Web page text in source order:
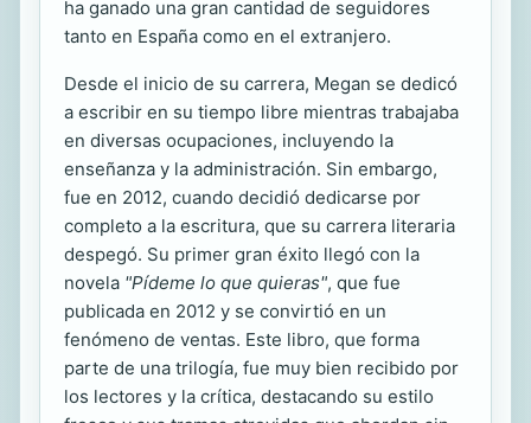
ha ganado una gran cantidad de seguidores
tanto en España como en el extranjero.
Desde el inicio de su carrera, Megan se dedicó
a escribir en su tiempo libre mientras trabajaba
en diversas ocupaciones, incluyendo la
enseñanza y la administración. Sin embargo,
fue en 2012, cuando decidió dedicarse por
completo a la escritura, que su carrera literaria
despegó. Su primer gran éxito llegó con la
novela "Pídeme lo que quieras", que fue
publicada en 2012 y se convirtió en un
fenómeno de ventas. Este libro, que forma
parte de una trilogía, fue muy bien recibido por
los lectores y la crítica, destacando su estilo